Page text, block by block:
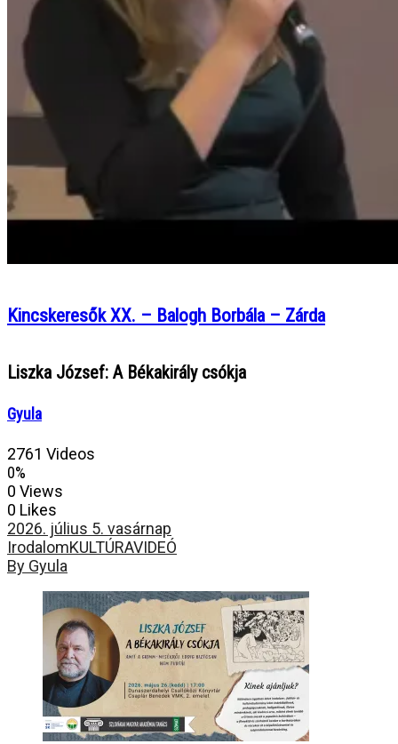
Kincskeresők XX. – Balogh Borbála – Zárda
Liszka József: A Békakirály csókja
Gyula
2761 Videos
0%
0 Views
0 Likes
2026. július 5. vasárnap
IrodalomKULTÚRAVIDEÓ
By Gyula